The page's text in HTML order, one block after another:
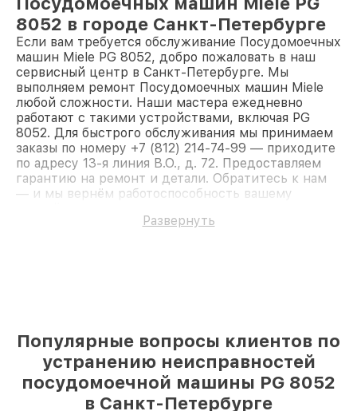
8052 в городе Санкт-Петербурге
Если вам требуется обслуживание Посудомоечных
машин Miele PG 8052, добро пожаловать в наш
сервисный центр в Санкт-Петербурге. Мы
выполняем ремонт Посудомоечных машин Miele
любой сложности. Наши мастера ежедневно
работают с такими устройствами, включая PG
8052. Для быстрого обслуживания мы принимаем
заказы по номеру +7 (812) 214-74-99 — приходите
по адресу 13-я линия В.О., д. 72. Предоставляем
гарантию на ремонт и детали. Обратитесь к нам
— и мы вернём работоспособность вашему
Развернуть
Популярные вопросы клиентов по
устранению неисправностей
посудомоечной машины PG 8052
в Санкт-Петербурге